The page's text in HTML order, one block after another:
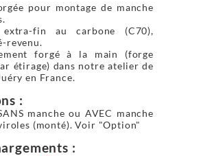
pour montage de manche
fin au carbone (C70),
revenu.
forgé à la main (forge
étirage) dans notre atelier de
en France.
:
manche ou AVEC manche
(monté). Voir "Option"
: